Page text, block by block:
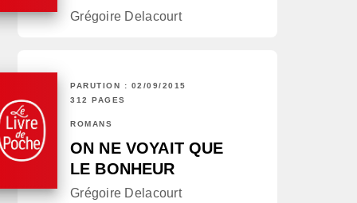
Grégoire Delacourt
PARUTION : 02/09/2015
312 PAGES
ROMANS
ON NE VOYAIT QUE
LE BONHEUR
Grégoire Delacourt